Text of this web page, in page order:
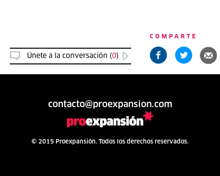
Únete a la conversación (0)
COMPARTE
contacto@proexpansion.com
© 2015 Proexpansión. Todos los derechos reservados.